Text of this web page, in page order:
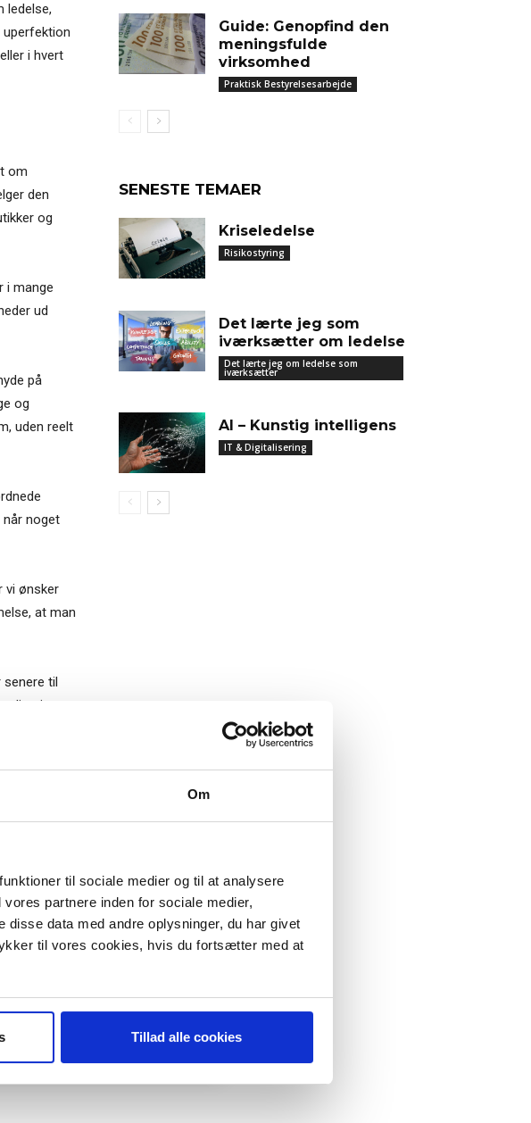
Om
til sociale medier og til at analysere
partnere inden for sociale medier,
data med andre oplysninger, du har givet
til vores cookies, hvis du fortsætter med at
Tillad alle cookies
ledelse,
uperfektion
i hvert
om
den
og
i mange
ud
på
og
uden reelt
når noget
vi ønsker
at man
til
som
får
leder
del af
kan
når en
Guide: Genopfind den
meningsfulde
virksomhed
Praktisk Bestyrelsesarbejde
SENESTE TEMAER
Kriseledelse
Risikostyring
Det lærte jeg som
iværksætter om ledelse
Det lærte jeg om ledelse som
iværksætter
AI – Kunstig intelligens
IT & Digitalisering